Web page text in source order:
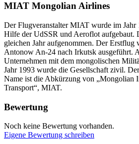
MIAT Mongolian Airlines
Der Flugveranstalter MIAT wurde im Jahr
Hilfe der UdSSR und Aeroflot aufgebaut.
gleichen Jahr aufgenommen. Der Erstflug
Antonow An-24 nach Irkutsk ausgeführt.
Unternehmen mit dem mongolischen
Jahr 1993 wurde die Gesellschaft zivil.
Name ist die Abkürzung von „Mongolian
Transport“, MIAT.
Bewertung
Noch keine Bewertung vorhanden.
Eigene Bewertung schreiben